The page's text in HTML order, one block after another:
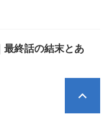
最終話の結末とあ